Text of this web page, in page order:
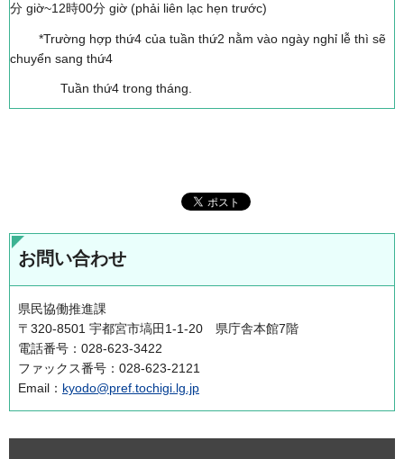
分 giờ~12時00分 giờ (phải liên lạc hẹn trước)
*Trường hợp thứ4 của tuần thứ2 nằm vào ngày nghỉ lễ thì sẽ
chuyển sang thứ4
Tuần thứ4 trong tháng.
お問い合わせ
県民協働推進課
〒320-8501 宇都宮市塙田1-1-20 県庁舎本館7階
電話番号：028-623-3422
ファックス番号：028-623-2121
Email： kyodo@pref.tochigi.lg.jp